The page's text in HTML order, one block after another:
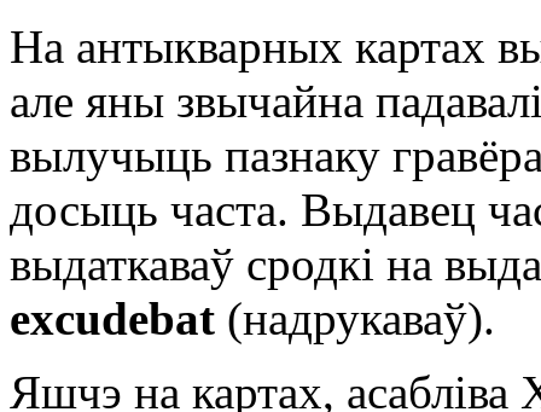
На антыкварных картах
але яны звычайна
вылучыць пазнаку
досыць часта. Выдавец
выдаткаваў сродкі на
excudebat (надрукаваў).
Яшчэ на картах,